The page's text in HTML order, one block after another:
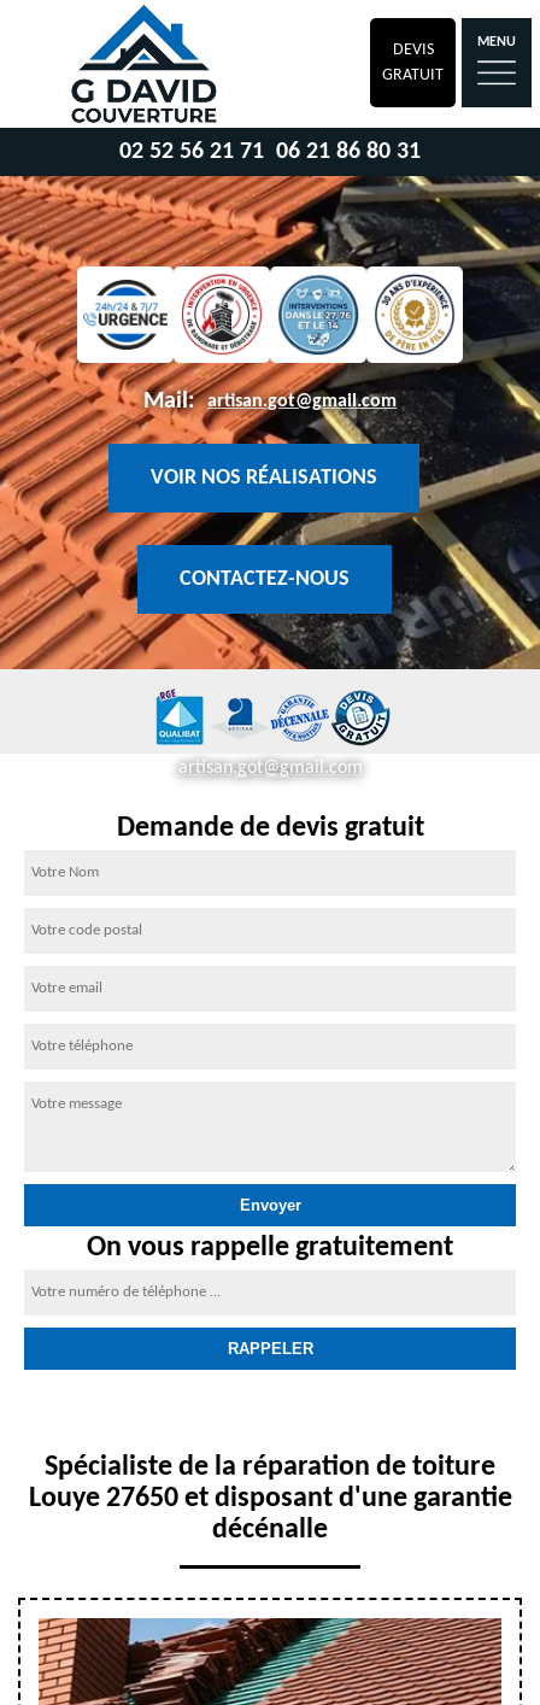
DEVIS
GRATUIT
MENU
02 52 56 21 71 06 21 86 80 31
Mail: artisan.got@gmail.com
VOIR NOS RÉALISATIONS
CONTACTEZ-NOUS
artisan.got@gmail.com
Demande de devis gratuit
On vous rappelle gratuitement
Spécialiste de la réparation de toiture
Louye 27650 et disposant d'une garantie
décénalle